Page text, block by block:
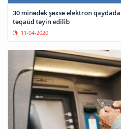
30 minədək şəxsə elektron
təqaüd təyin edilib
11-04-2020